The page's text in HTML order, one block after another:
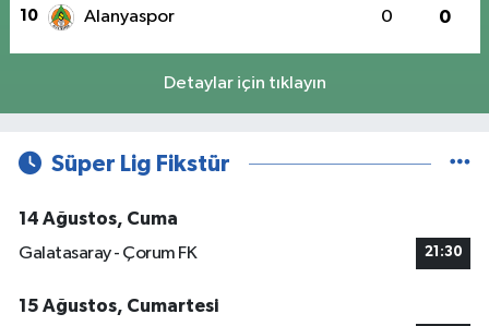
10 Alanyaspor 0 0
Detaylar için tıklayın
Süper Lig Fikstür
14 Ağustos, Cuma
Galatasaray - Çorum FK
21:30
15 Ağustos, Cumartesi